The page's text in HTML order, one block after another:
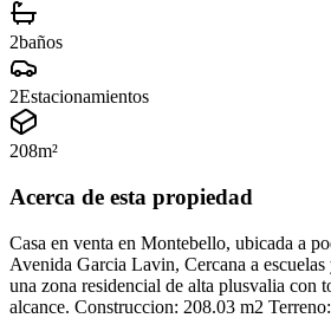
2baños
2Estacionamientos
208m²
Acerca de esta propiedad
Casa en venta en Montebello, ubicada a
Avenida Garcia Lavin, Cercana a
una zona residencial de alta plusvalia con
alcance. Construccion: 208.03 m2